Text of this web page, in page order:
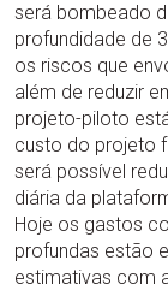
será bombeado
profundidade de
os riscos que
além de reduzir
projeto-piloto
custo do projeto
será possível
diária da
Hoje os gastos
profundas estão
estimativas com